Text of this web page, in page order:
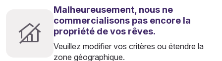
Malheureusement, nous ne
commercialisons pas encore la
propriété de vos rêves.
Veuillez modifier vos critères ou étendre la
zone géographique.